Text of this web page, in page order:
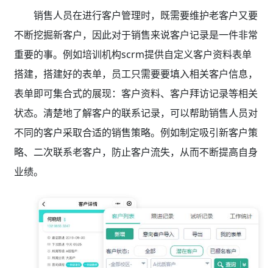
销售人员在进行客户管理时，既需要维护老客户又要
不断挖掘新客户，因此对于销售来说客户记录是一件非常
重要的事。例如培训机构scrm提供自定义客户资料表单
搭建，搭建好的表单，员工只需要要填入相关客户信息，
表单即可集合式的展现：客户资料、客户拜访记录等相关
状态。清楚地了解客户的联系记录，可以帮助销售人员对
不同的客户采取合适的销售策略。例如制定吸引新客户策
略、二次联系老客户，防止客户流失，从而不断提高自身
业绩。